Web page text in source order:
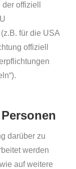
offiziell
für die USA
offiziell
darüber zu
werden
auf weitere